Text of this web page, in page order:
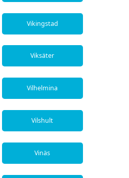
Vikingstad
Viksäter
Vilhelmina
Vilshult
Vinäs